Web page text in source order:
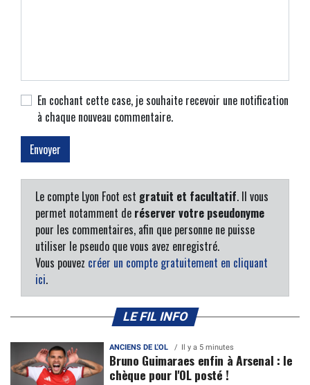
En cochant cette case, je souhaite recevoir une notification
à chaque nouveau commentaire.
Le compte Lyon Foot est gratuit et facultatif. Il vous
permet notamment de réserver votre pseudonyme
pour les commentaires, afin que personne ne puisse
utiliser le pseudo que vous avez enregistré.
Vous pouvez créer un compte gratuitement en cliquant
ici.
LE FIL INFO
ANCIENS DE L'OL Il y a 5 minutes
Bruno Guimaraes enfin à Arsenal : le
chèque pour l'OL posté !